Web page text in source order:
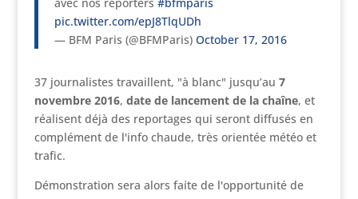
pic.twitter.com/epJ8TlqUDh
— BFM Paris (@BFMParis) October 17, 2016
37 journalistes travaillent, "à blanc" jusqu’au 7
novembre 2016, date de lancement de la chaîne, et
réalisent déjà des reportages qui seront diffusés en
complément de l'info chaude, très orientée météo et
trafic.
Démonstration sera alors faite de l'opportunité de